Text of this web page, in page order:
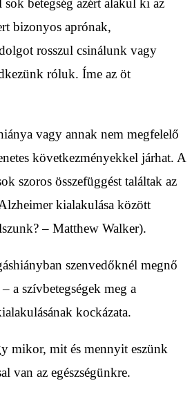
betegség azért alakul ki az
bizonyos aprónak,
rosszul csinálunk vagy
róluk. Íme az öt
vagy annak nem megfelelő
következményekkel járhat. A
szoros összefüggést találtak az
kialakulása között
– Matthew Walker).
szenvedőknél megnő
a szívbetegségek meg a
kockázata.
mikor, mit és mennyit eszünk
van az egészségünkre.